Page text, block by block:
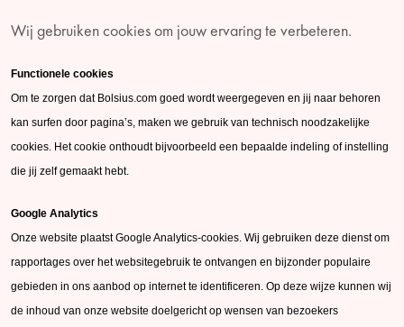
Wij gebruiken cookies om jouw ervaring te verbeteren.
Functionele cookies
Om te zorgen dat Bolsius.com goed wordt weergegeven en jij naar behoren
kan surfen door pagina’s, maken we gebruik van technisch noodzakelijke
cookies. Het cookie onthoudt bijvoorbeeld een bepaalde indeling of instelling
die jij zelf gemaakt hebt.
Google Analytics
Onze website plaatst Google Analytics-cookies. Wij gebruiken deze dienst om
rapportages over het websitegebruik te ontvangen en bijzonder populaire
gebieden in ons aanbod op internet te identificeren. Op deze wijze kunnen wij
de inhoud van onze website doelgericht op wensen van bezoekers